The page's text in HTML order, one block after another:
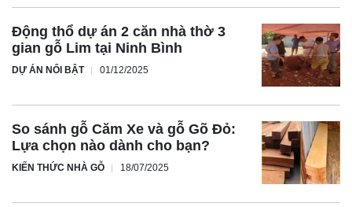
Động thổ dự án 2 căn nhà thờ 3
gian gỗ Lim tại Ninh Bình
DỰ ÁN NỔI BẬT 01/12/2025
So sánh gỗ Căm Xe và gỗ Gõ Đỏ:
Lựa chọn nào dành cho bạn?
KIẾN THỨC NHÀ GỖ 18/07/2025